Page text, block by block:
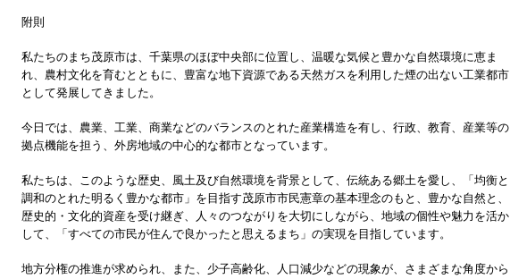
附則
私たちのまち茂原市は、千葉県のほぼ中央部に位置し、温暖な気候と豊かな自然環境に恵ま
れ、農村文化を育むとともに、豊富な地下資源である天然ガスを利用した煙の出ない工業都市
として発展してきました。
今日では、農業、工業、商業などのバランスのとれた産業構造を有し、行政、教育、産業等の
拠点機能を担う、外房地域の中心的な都市となっています。
私たちは、このような歴史、風土及び自然環境を背景として、伝統ある郷土を愛し、「均衡と
調和のとれた明るく豊かな都市」を目指す茂原市市民憲章の基本理念のもと、豊かな自然と、
歴史的・文化的資産を受け継ぎ、人々のつながりを大切にしながら、地域の個性や魅力を活か
して、「すべての市民が住んで良かったと思えるまち」の実現を目指しています。
地方分権の推進が求められ、また、少子高齢化、人口減少などの現象が、さまざまな角度から